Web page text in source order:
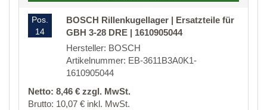
Pos.
14
BOSCH Rillenkugellager | Ersatzteile für
GBH 3-28 DRE | 1610905044
Hersteller: BOSCH
Artikelnummer: EB-3611B3A0K1-
1610905044
Netto: 8,46 € zzgl. MwSt.
Brutto: 10,07 € inkl. MwSt.